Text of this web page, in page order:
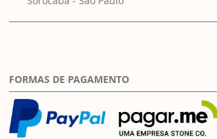
FORMAS DE PAGAMENTO